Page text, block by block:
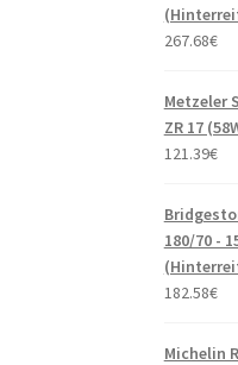
267.68€
Metzeler
ZR 17
121.39€
180/70 -
182.58€
Michelin